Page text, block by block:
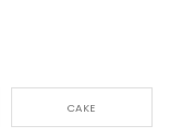
CAKE